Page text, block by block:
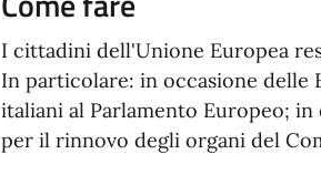
I cittadini dell'Unione Europea
In particolare: in occasione delle
italiani al Parlamento Europeo;
per il rinnovo degli organi del